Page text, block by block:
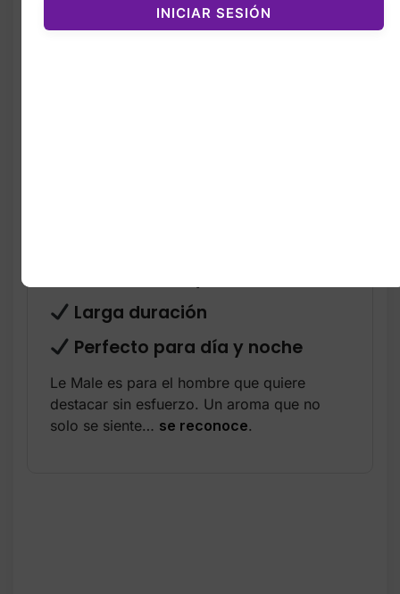
creando una sensación limpia, vibrante y
Larga duración
Perfecto para día y noche
Le Male es para el hombre que quiere
destacar sin esfuerzo. Un aroma que no
solo se siente… se reconoce.
INICIAR SESIÓN